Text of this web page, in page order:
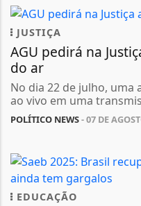
JUSTIÇA
AGU pedirá na
do ar
No dia 22 de julho, uma
ao vivo em uma
POLÍTICO NEWS- 07 DE
EDUCAÇÃO